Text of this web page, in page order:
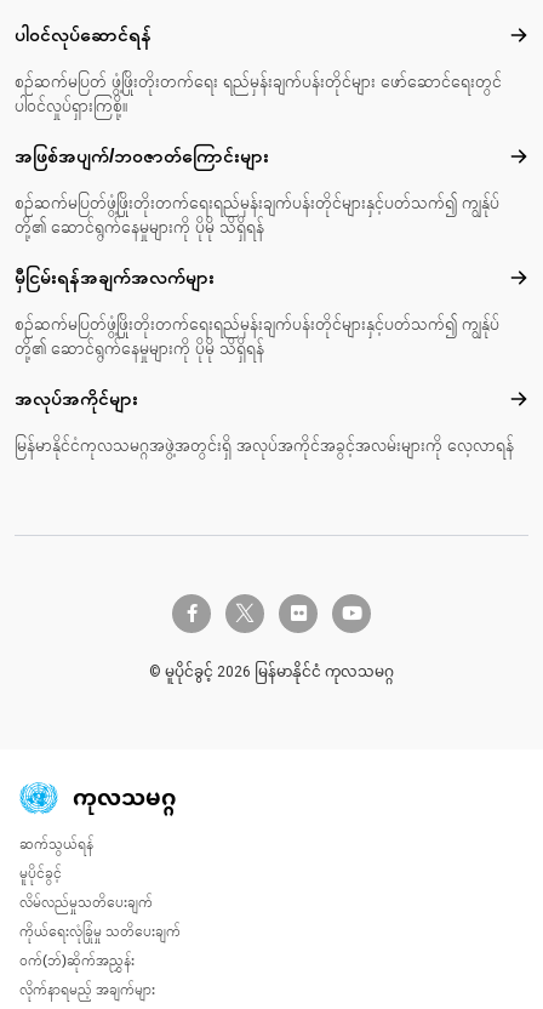
ပါဝင်လုပ်ဆောင်ရန် ပါ
စဉ်ဆက်မပြတ် ဖွံ့ဖြိုးတိုးတက်ရေး ရည်မှန်းချက်ပန်းတိုင်များ ဖော်ဆောင်ရေးတွင်
ပါဝင်လှုပ်ရှားကြစို့။
အဖြစ်အပျက်/ဘဝဇာတ်‌ကြောင်းများ အဖ
စဉ်ဆက်မပြတ်ဖွံ့ဖြိုးတိုးတက်ရေးရည်မှန်းချက်ပန်းတိုင်များနှင့်ပတ်သက်၍ ကျွန်ုပ်
တို့၏ ဆောင်ရွက်နေမှုများကို ပိုမို သိရှိရန်
မှီငြမ်းရန်အချက်အလက်များ မှီင
စဉ်ဆက်မပြတ်ဖွံ့ဖြိုးတိုးတက်ရေးရည်မှန်းချက်ပန်းတိုင်များနှင့်ပတ်သက်၍ ကျွန်ုပ်
တို့၏ ဆောင်ရွက်နေမှုများကို ပိုမို သိရှိရန်
အလုပ်အကိုင်များ အလု
မြန်မာနိုင်ငံကုလသမဂ္ဂအဖွဲ့အတွင်းရှိ အလုပ်အကိုင်အခွင့်အလမ်းများကို လေ့လာရန်
facebook-ftwitter-x flickr youtube
© မူပိုင်ခွင့် 2026 မြန်မာနိုင်ငံ ကုလသမဂ္ဂ
ကုလသမဂ္ဂ
Global U.N. menu
ဆက်သွယ်ရန်
မူပိုင်ခွင့်
လိမ်လည်မှုသတိပေးချက်
ကိုယ်ရေးလုံခြုံမှု သတိပေးချက်
ဝက်(ဘ်)ဆိုက်အညွှန်း
လိုက်နာရမည့် အချက်များ